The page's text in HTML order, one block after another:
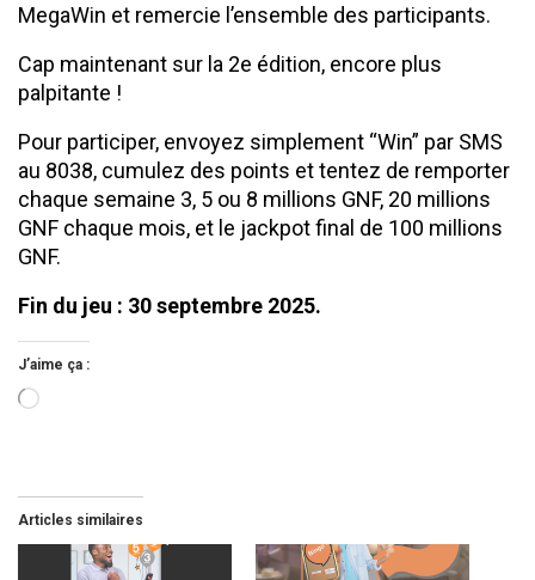
MegaWin et remercie l’ensemble des participants.
Cap maintenant sur la 2e édition, encore plus
palpitante !
Pour participer, envoyez simplement “Win” par SMS
au 8038, cumulez des points et tentez de remporter
chaque semaine 3, 5 ou 8 millions GNF, 20 millions
GNF chaque mois, et le jackpot final de 100 millions
GNF.
Fin du jeu : 30 septembre 2025.
J’aime ça :
Chargement…
Articles similaires